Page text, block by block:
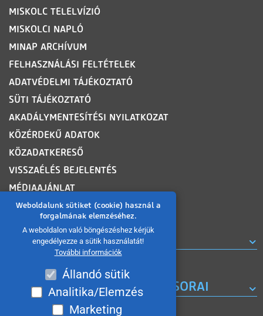
Weboldalunk sütiket (cookie) használ a
forgalmának elemzéséhez.
A weboldalon való böngészéshez kérjük
engedélyezze a sütik használatát!
További információk
Állandó sütik
Analitika/Elemzés
Marketing
MISKOLC TELELVÍZIÓ
MISKOLCI NAPLÓ
MINAP ARCHÍVUM
FELHASZNÁLÁSI FELTÉTELEK
ADATVÉDELMI TÁJÉKOZTATÓ
SÜTI TÁJÉKOZTATÓ
AKADÁLYMENTESÍTÉSI NYILATKOZAT
KÖZÉRDEKŰ ADATOK
KÖZADATKERESŐ
VISSZAÉLÉS BEJELENTÉS
MÉDIAAJÁNLAT
OLDALTÉRKÉP
ROVATOK
A MISKOLC TV KORÁBBI MŰSORAI